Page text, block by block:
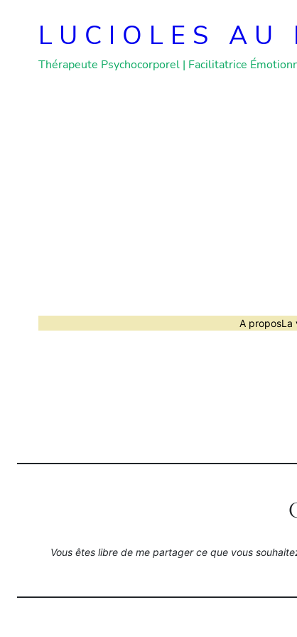
LUCIOLES AU
Thérapeute Psychocorporel | Facilitatrice
A proposLa
Vous êtes libre de me partager ce que vous